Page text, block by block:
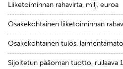
Liiketoiminnan rahavirta, milj. euroa
Osakekohtainen liiketoiminnan
Osakekohtainen tulos,
Sijoitetun pääoman tuotto, rullaava